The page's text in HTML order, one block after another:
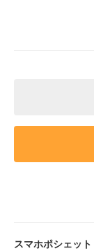
スマホポシェッ